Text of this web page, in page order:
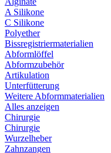
A Silikone
C Silikone
Polyether
Bissregistriermaterialien
Abformlöffel
Abformzubehör
Artikulation
Unterfütterung
Weitere Abformmaterialien
Alles anzeigen
Chirurgie
Chirurgie
Wurzelheber
Zahnzangen